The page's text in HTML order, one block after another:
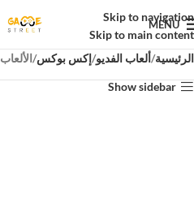
Skip to navigation
Skip to main content
MENU
الرئيسية ألعاب الفديو إكس بوكس الألعاب
Show sidebar